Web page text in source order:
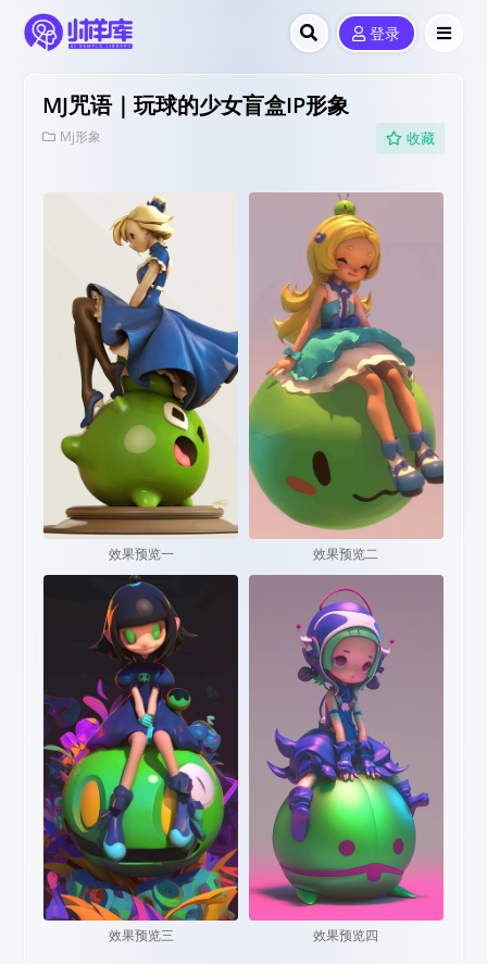
登录
MJ咒语｜玩球的少女盲盒IP形象
Mj形象 收藏
效果预览一 效果预览二
效果预览三 效果预览四